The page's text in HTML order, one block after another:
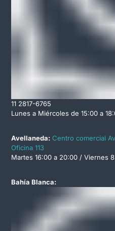
11 2817-6765
Lunes a Miércoles de 15:00 a
Avellaneda: Centro comercial
Oficina 113
Martes 16:00 a 20:00 / Viernes
Bahía Blanca: